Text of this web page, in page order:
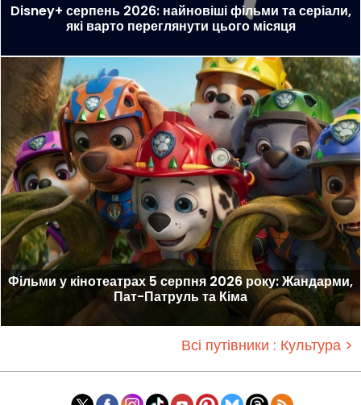
Disney+ серпень 2026: найновіші фільми та серіали,
які варто переглянути цього місяця
Фільми у кінотеатрах 5 серпня 2026 року: Жандарми,
Пат-Патруль та Кіма
Всі путівники : Культура >